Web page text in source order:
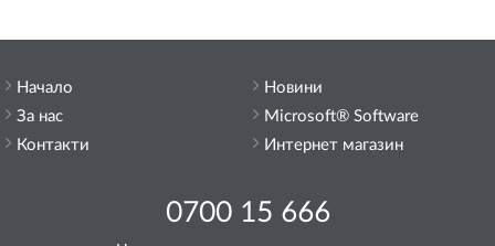
Начало
За нас
Контакти
0700 15 666
Новини
Microsoft® Software
Интернет магазин